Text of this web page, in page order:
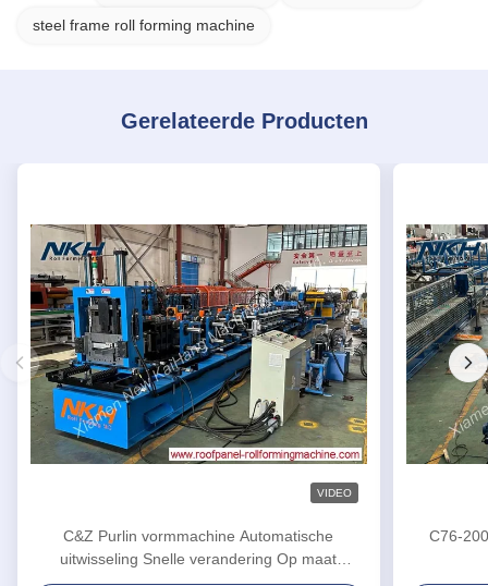
steel frame roll forming machine
Gerelateerde Producten
VIDEO
C&Z Purlin vormmachine Automatische
uitwisseling Snelle verandering Op maat
gemaakte rollen vormmachine
C76-